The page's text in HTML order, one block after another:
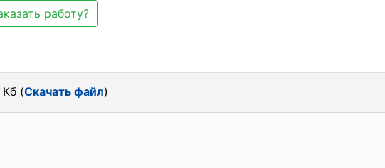
работу?
(Скачать файл)